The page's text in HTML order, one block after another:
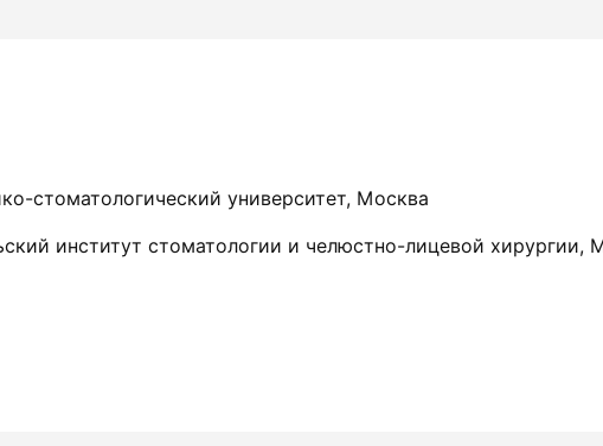
стоматологический университет, Москва
институт стоматологии и челюстно-лицевой хирургии,